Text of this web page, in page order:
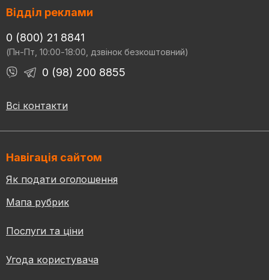
Відділ реклами
0 (800) 21 8841
(Пн-Пт, 10:00-18:00, дзвінок безкоштовний)
0 (98) 200 8855
Всі контакти
Навігація сайтом
Як подати оголошення
Мапа рубрик
Послуги та ціни
Угода користувача